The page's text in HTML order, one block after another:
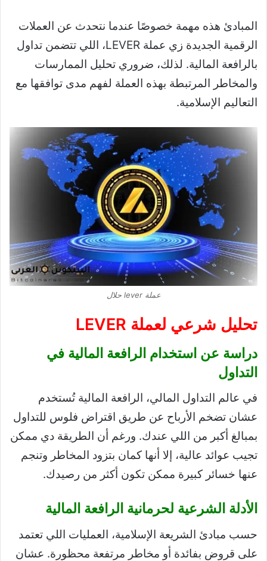
المبادئ هذه مهمة خصوصًا عندما نتحدث عن العملات
الرقمية الجديدة زي عملة LEVER، اللي تتضمن تداول
بالرافعة المالية. لذلك، ضروري تحليل الممارسات
والمخاطر المرتبطة بهذه العملة لفهم مدى توافقها مع
التعاليم الإسلامية.
عملة lever حلال
تحليل شرعي لعملة LEVER
دراسة عن استخدام الرافعة المالية في
التداول
في عالم التداول المالي، الرافعة المالية تُستخدم
عشان تضخم الأرباح عن طريق اقتراض فلوس للتداول
بمبالغ أكبر من اللي عندك. ورغم أن الطريقة دي ممكن
تجيب عوائد عالية، إلا أنها كمان بتزود المخاطر وتنجم
عنها خسائر كبيرة ممكن تكون أكثر من رصيدك.
الأدلة الشرعية لحرمانية الرافعة المالية
حسب مبادئ الشريعة الإسلامية، العمليات اللي تعتمد
على قروض بفائدة أو مخاطر مرتفعة محظورة. عشان